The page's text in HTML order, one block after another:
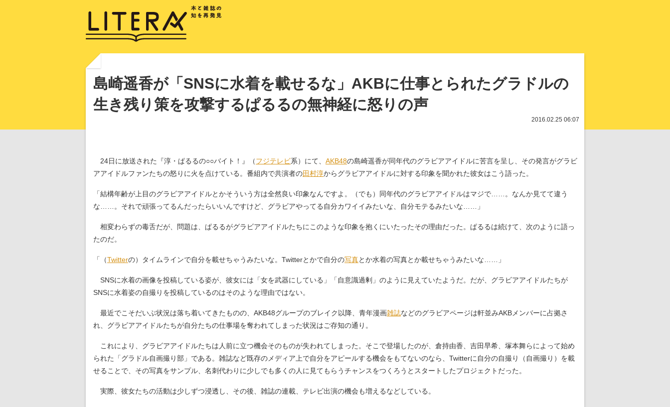
島崎遥香が「SNSに水着を載せるな」AKBに仕事とられたグラドルの
生き残り策を攻撃するぱるるの無神経に怒りの声
2016.02.25 06:07
24日に放送された『淳・ぱるるの○○バイト！』（フジテレビ系）にて、 AKB48の島崎遥香が同年代のグラビアアイドルに苦言を呈し、その発言がグラビ
アアイドルファンたちの怒りに火を点けている。番組内で共演者の田村淳からグラビアアイドルに対する印象を聞かれた彼女はこう語った。
「結構年齢が上目のグラビアアイドルとかそういう方は全然良い印象なんですよ。（でも）同年代のグラビアアイドルはマジで……。なんか見てて違う
な……。それで頑張ってるんだったらいいんですけど、グラビアやってる自分カワイイみたいな、自分モテるみたいな……」
相変わらずの毒舌だが、問題は、ぱるるがグラビアアイドルたちにこのような印象を抱くにいたったその理由だった。ぱるるは続けて、次のように語っ
たのだ。
「（Twitterの）タイムラインで自分を載せちゃうみたいな。Twitterとかで自分の写真とか水着の写真とか載せちゃうみたいな……」
SNSに水着の画像を投稿している姿が、彼女には「女を武器にしている」「自意識過剰」のように見えていたようだ。だが、グラビアアイドルたちが
SNSに水着姿の自撮りを投稿しているのはそのような理由ではない。
最近でこそだいぶ状況は落ち着いてきたものの、AKB48グループのブレイク以降、青年漫画雑誌などのグラビアページは軒並みAKBメンバーに占拠さ
れ、グラビアアイドルたちが自分たちの仕事場を奪われてしまった状況はご存知の通り。
これにより、グラビアアイドルたちは人前に立つ機会そのものが失われてしまった。そこで登場したのが、倉持由香、吉田早希、塚本舞らによって始め
られた「グラドル自画撮り部」である。雑誌など既存のメディア上で自分をアピールする機会をもてないのなら、Twitterに自分の自撮り（自画撮り）を載
せることで、その写真をサンプル、名刺代わりに少しでも多くの人に見てもらうチャンスをつくろうとスタートしたプロジェクトだった。
実際、彼女たちの活動は少しずつ浸透し、その後、雑誌の連載、テレビ出演の機会も増えるなどしている。